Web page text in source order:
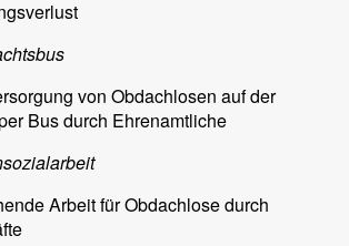
von Obdachlosen auf der
Bus durch Ehrenamtliche
Arbeit für Obdachlose durch